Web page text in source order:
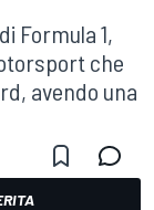
Formula 1,
che
avendo una